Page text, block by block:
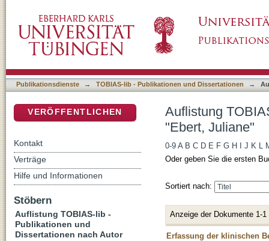
Publikationsdienste → TOBIAS-lib - Publikationen und Dissertationen →
Auflistung
"Ebert, Juliane"
0-9 A B C D E F G H J K L
Oder geben Sie die ersten
Sortiert nach:
Anzeige der Dokumente 1-1
Erfassung der klinischen
VERÖFFENTLICHEN
Kontakt
Verträge
Hilfe und Informationen
Stöbern
Auflistung TOBIAS-lib -
Publikationen und
Dissertationen nach Autor